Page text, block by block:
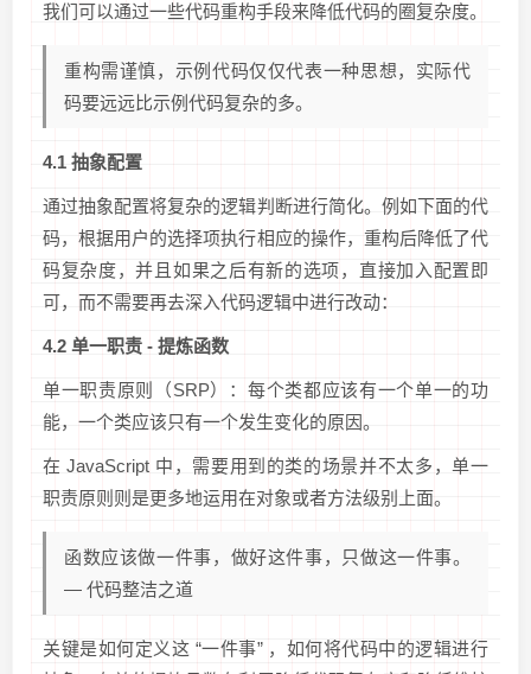
我们可以通过一些代码重构手段来降低代码的圈复杂度。
重构需谨慎，示例代码仅仅代表一种思想，实际代
码要远远比示例代码复杂的多。
4.1 抽象配置
通过抽象配置将复杂的逻辑判断进行简化。例如下面的代
码，根据用户的选择项执行相应的操作，重构后降低了代
码复杂度，并且如果之后有新的选项，直接加入配置即
可，而不需要再去深入代码逻辑中进行改动：
4.2 单一职责 - 提炼函数
单一职责原则（SRP）：每个类都应该有一个单一的功
能，一个类应该只有一个发生变化的原因。
在 JavaScript 中，需要用到的类的场景并不太多，单一
职责原则则是更多地运用在对象或者方法级别上面。
函数应该做一件事，做好这件事，只做这一件事。
— 代码整洁之道
关键是如何定义这 “一件事” ，如何将代码中的逻辑进行